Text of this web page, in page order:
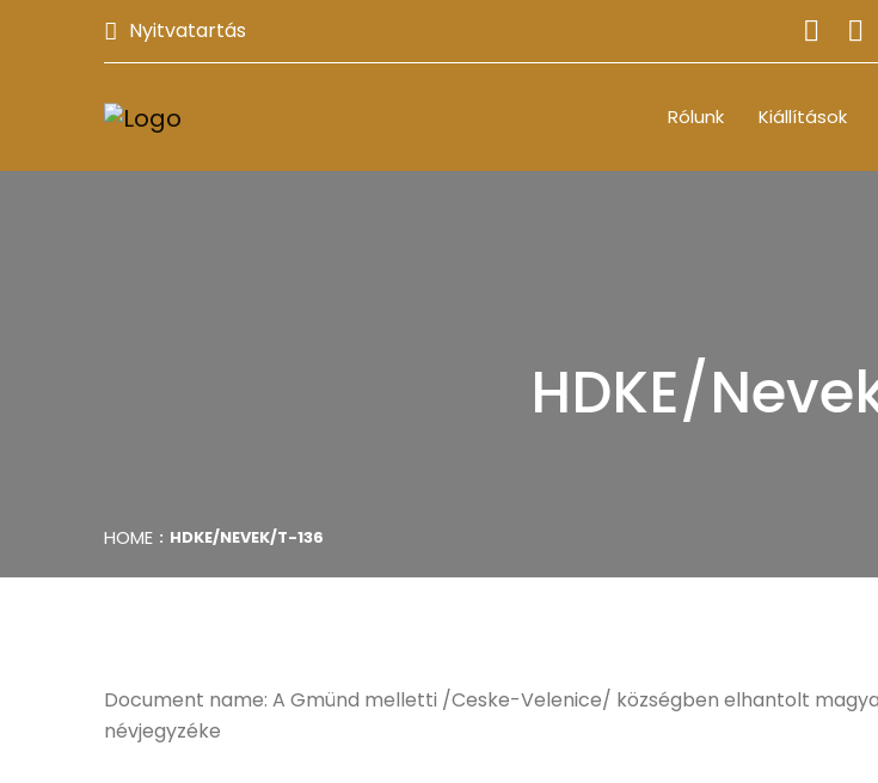
Nyitvatartás
Rólunk Kiállítások
HDKE/
HOME HDKE/NEVEK/T-136
Document name: A Gmünd melletti /Ceske-Velenice/ községben elhantolt
névjegyzéke